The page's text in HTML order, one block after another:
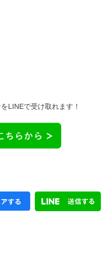
LINEで受け取れます！